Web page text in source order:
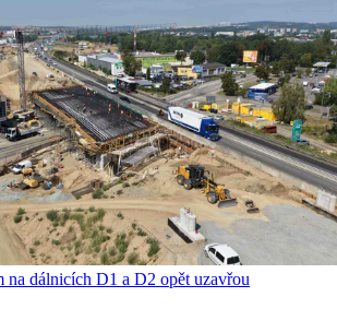
dálnicích D1 a D2 opět uzavřou